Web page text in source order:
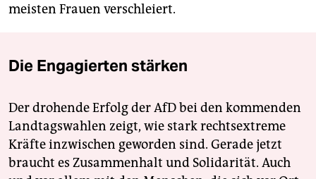
meisten Frauen verschleiert.
Die Engagierten stärken
Der drohende Erfolg der AfD bei den kommenden
Landtagswahlen zeigt, wie stark rechtsextreme
Kräfte inzwischen geworden sind. Gerade jetzt
braucht es Zusammenhalt und Solidarität. Auch